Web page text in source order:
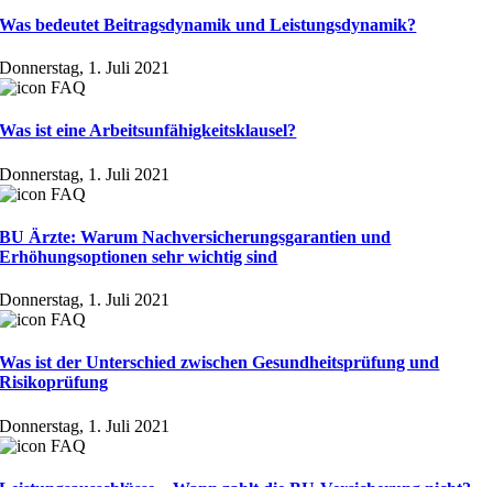
Was bedeutet Beitragsdynamik und Leistungsdynamik?
Donnerstag, 1. Juli 2021
Was ist eine Arbeitsunfähigkeitsklausel?
Donnerstag, 1. Juli 2021
BU Ärzte: Warum Nachversicherungsgarantien und
Erhöhungsoptionen sehr wichtig sind
Donnerstag, 1. Juli 2021
Was ist der Unterschied zwischen Gesundheitsprüfung und
Risikoprüfung
Donnerstag, 1. Juli 2021